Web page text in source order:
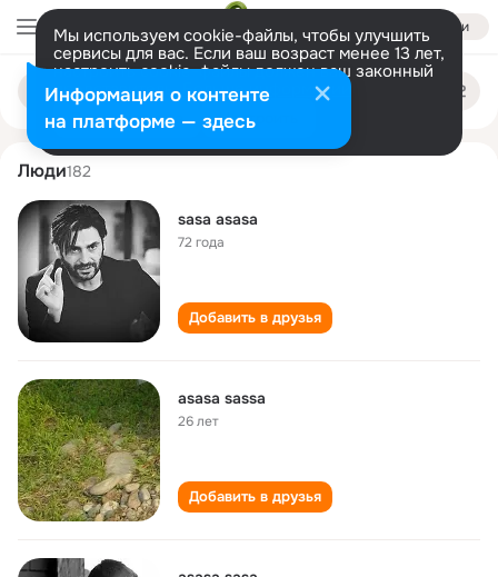
Войти
Мы используем cookie-файлы, чтобы улучшить
сервисы для вас. Если ваш возраст менее 13 лет,
настроить cookie-файлы должен ваш законный
представитель. Больше информации
Разрешить все Настроить
Поиск
людям
sasa asasa
Люди182
sasa asasa
72 года
Добавить в друзья
asasa sassa
26 лет
Добавить в друзья
Информация о контенте
на платформе — здесь